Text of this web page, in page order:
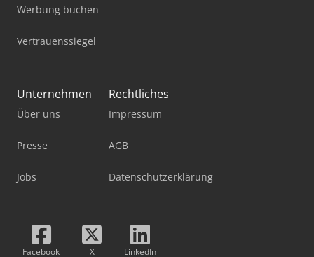
Werbung buchen
Vertrauenssiegel
Unternehmen
Über uns
Presse
Jobs
Rechtliches
Impressum
AGB
Datenschutzerklärung
Facebook X LinkedIn